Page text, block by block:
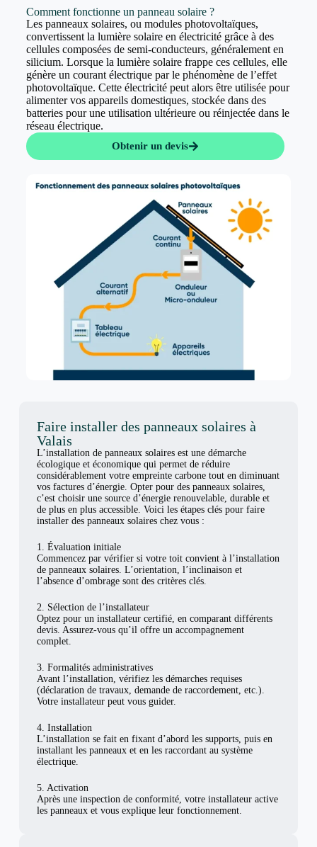
Comment fonctionne un panneau solaire ?
Les panneaux solaires, ou modules photovoltaïques,
convertissent la lumière solaire en électricité grâce à des
cellules composées de semi-conducteurs, généralement en
silicium. Lorsque la lumière solaire frappe ces cellules, elle
génère un courant électrique par le phénomène de l’effet
photovoltaïque. Cette électricité peut alors être utilisée pour
alimenter vos appareils domestiques, stockée dans des
batteries pour une utilisation ultérieure ou réinjectée dans le
réseau électrique.
Obtenir un devis
Faire installer des panneaux solaires à
Valais
L’installation de panneaux solaires est une démarche
écologique et économique qui permet de réduire
considérablement votre empreinte carbone tout en diminuant
vos factures d’énergie. Opter pour des panneaux solaires,
c’est choisir une source d’énergie renouvelable, durable et
de plus en plus accessible. Voici les étapes clés pour faire
installer des panneaux solaires chez vous :
1. Évaluation initiale
Commencez par vérifier si votre toit convient à l’installation
de panneaux solaires. L’orientation, l’inclinaison et
l’absence d’ombrage sont des critères clés.
2. Sélection de l’installateur
Optez pour un installateur certifié, en comparant différents
devis. Assurez-vous qu’il offre un accompagnement
complet.
3. Formalités administratives
Avant l’installation, vérifiez les démarches requises
(déclaration de travaux, demande de raccordement, etc.).
Votre installateur peut vous guider.
4. Installation
L’installation se fait en fixant d’abord les supports, puis en
installant les panneaux et en les raccordant au système
électrique.
5. Activation
Après une inspection de conformité, votre installateur active
les panneaux et vous explique leur fonctionnement.